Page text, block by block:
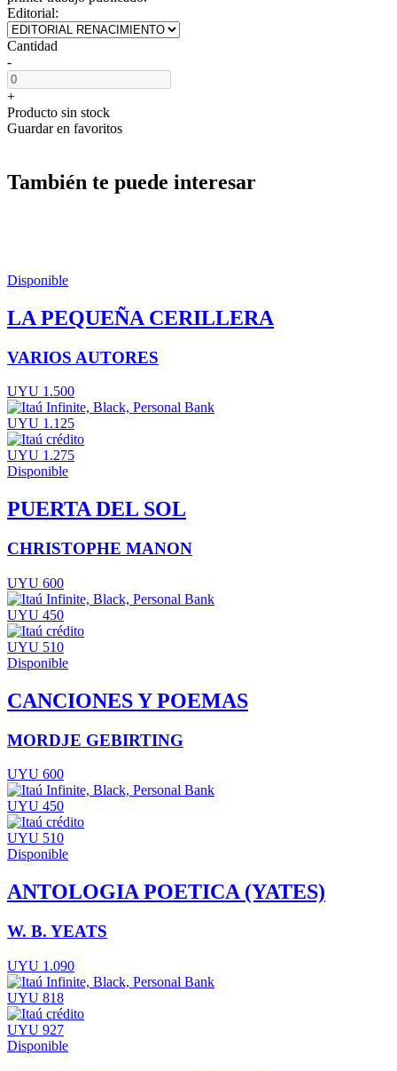
Editorial:
Cantidad
-
+
Producto sin stock
Guardar en favoritos
También te puede interesar
Disponible
LA PEQUEÑA CERILLERA
VARIOS AUTORES
UYU 1.500
UYU 1.125
UYU 1.275
Disponible
PUERTA DEL SOL
CHRISTOPHE MANON
UYU 600
UYU 450
UYU 510
Disponible
CANCIONES Y POEMAS
MORDJE GEBIRTING
UYU 600
UYU 450
UYU 510
Disponible
ANTOLOGIA POETICA (YATES)
W. B. YEATS
UYU 1.090
UYU 818
UYU 927
Disponible